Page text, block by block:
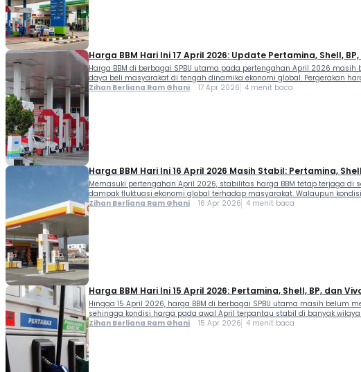
Harga BBM Hari Ini 17 April 2026: Update Pertamina, Shell,
Harga BBM di berbagai SPBU utama pada pertengahan April 2026
daya beli masyarakat di tengah dinamika ekonomi global. Pergerakan
Zihan Berliana Ram Ghani 17 Apr 2026 4 menit baca
Harga BBM Hari Ini 16 April 2026 Masih Stabil: Pertamina,
Memasuki pertengahan April 2026, stabilitas harga BBM tetap terjaga
dampak fluktuasi ekonomi global terhadap masyarakat. Walaupun
Zihan Berliana Ram Ghani 16 Apr 2026 4 menit baca
Harga BBM Hari Ini 15 April 2026: Pertamina, Shell, BP, dan
Hingga 15 April 2026, harga BBM di berbagai SPBU utama masih belum
sehingga kondisi harga pada awal April terpantau stabil di banyak
Zihan Berliana Ram Ghani 15 Apr 2026 4 menit baca